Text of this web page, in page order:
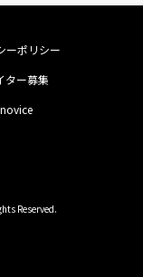
ーポリシー
ター募集
novice
Reserved.